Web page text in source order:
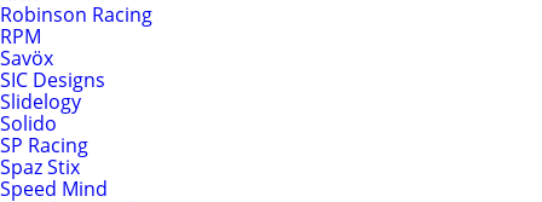
Robinson Racing
RPM
Savöx
SIC Designs
Slidelogy
Solido
SP Racing
Spaz Stix
Speed Mind